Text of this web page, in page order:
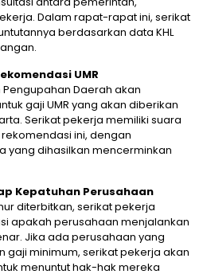
Dalam rapat-rapat ini, serikat
berdasarkan data KHL
UMR
Daerah akan
gaji UMR yang akan diberikan
Serikat pekerja memiliki suara
ini, dengan
yang dihasilkan mencerminkan
Kepatuhan Perusahaan
diterbitkan, serikat pekerja
apakah perusahaan menjalankan
Jika ada perusahaan yang
gaji minimum, serikat pekerja akan
menuntut hak-hak mereka